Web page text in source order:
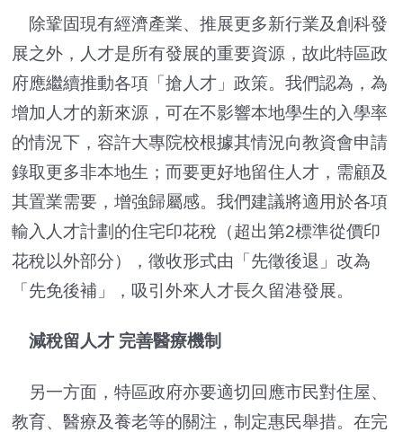
除鞏固現有經濟產業、推展更多新行業及創科發
展之外，人才是所有發展的重要資源，故此特區政
府應繼續推動各項「搶人才」政策。我們認為，為
增加人才的新來源，可在不影響本地學生的入學率
的情況下，容許大專院校根據其情況向教資會申請
錄取更多非本地生；而要更好地留住人才，需顧及
其置業需要，增強歸屬感。我們建議將適用於各項
輸入人才計劃的住宅印花稅（超出第2標準從價印
花稅以外部分），徵收形式由「先徵後退」改為
「先免後補」，吸引外來人才長久留港發展。
減稅留人才 完善醫療機制
另一方面，特區政府亦要適切回應市民對住屋、
教育、醫療及養老等的關注，制定惠民舉措。在完